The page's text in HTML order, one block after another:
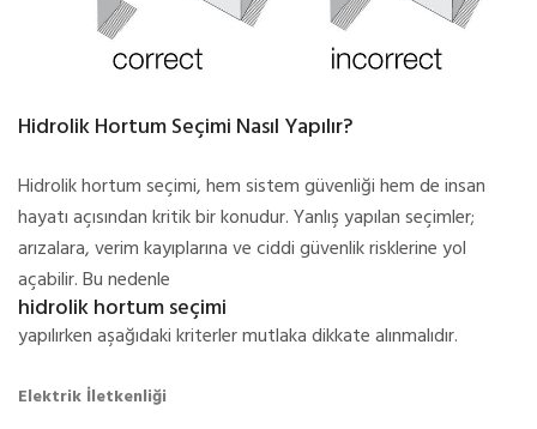
Hidrolik Hortum Seçimi Nasıl Yapılır?
Hidrolik hortum seçimi, hem sistem güvenliği hem de insan
hayatı açısından kritik bir konudur. Yanlış yapılan seçimler;
arızalara, verim kayıplarına ve ciddi güvenlik risklerine yol
açabilir. Bu nedenle
hidrolik hortum seçimi
yapılırken aşağıdaki kriterler mutlaka dikkate alınmalıdır.
Elektrik İletkenliği